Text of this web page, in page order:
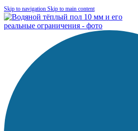
Skip to navigation Skip to main content